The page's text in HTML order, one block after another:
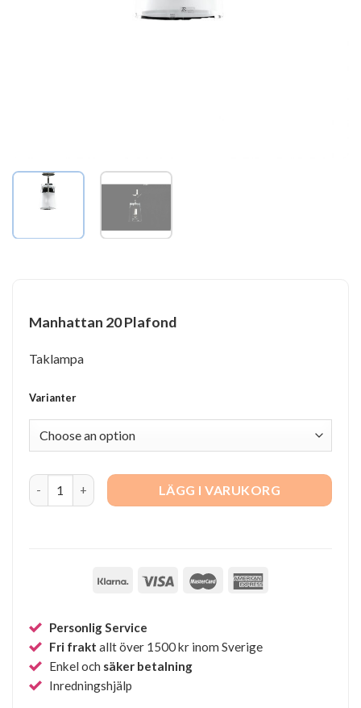
Manhattan 20 Plafond
Taklampa
Varianter
Manhattan 20 Plafond quantityLÄGG I VARUKORG
Personlig Service
Fri frakt allt över 1500 kr inom Sverige
Enkel och säker betalning
Inredningshjälp